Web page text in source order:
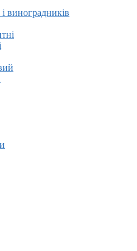
виноградників